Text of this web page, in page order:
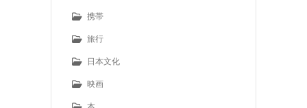
携帯
旅行
日本文化
映画